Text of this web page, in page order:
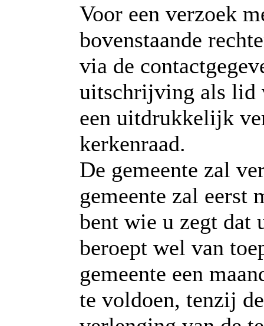
Voor een verzoek
bovenstaande
via de
uitschrijving als lid
een uitdrukkelijk
kerkenraad.
De gemeente zal
gemeente zal eerst
bent wie u zegt dat
beroept wel van
gemeente een
te voldoen, tenzij